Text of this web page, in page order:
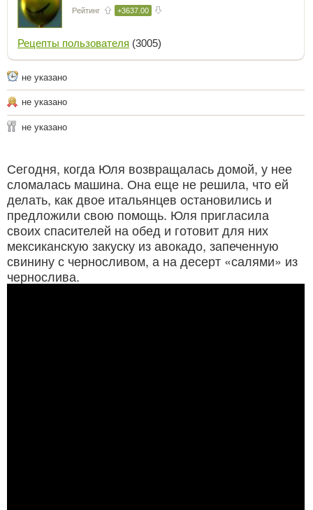
Рейтинг +3637.00
Рецепты пользователя (3005)
не указано
не указано
не указано
Сегодня, когда Юля возвращалась домой, у нее
сломалась машина. Она еще не решила, что ей
делать, как двое итальянцев остановились и
предложили свою помощь. Юля пригласила
своих спасителей на обед и готовит для них
мексиканскую закуску из авокадо, запеченную
свинину с черносливом, а на десерт «салями» из
чернослива.